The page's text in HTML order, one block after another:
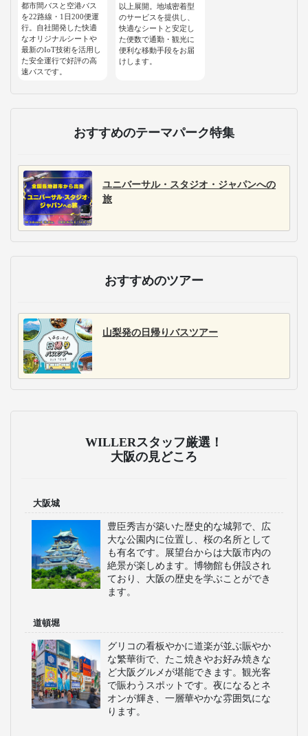
都市間バスと空港バス
を22路線・1日200便運
行。自社開発した快適
なオリジナルシートや
最新のIoT技術を活用し
た安全運行で好評の高
速バスです。
以上展開。地域密着型
のサービスを提供し、
快適なシートと安定し
た便数で通勤・観光に
便利な移動手段をお届
けします。
おすすめのテーマパーク特集
ユニバーサル・スタジオ・ジャパンへの
旅
おすすめのツアー
山梨発の日帰りバスツアー
WILLERスタッフ厳選！
大阪の見どころ
大阪城
豊臣秀吉が築いた歴史的な城郭で、広
大な公園内に位置し、桜の名所として
も有名です。展望台からは大阪市内の
絶景が楽しめます。博物館も併設され
ており、大阪の歴史を学ぶことができ
ます。
道頓堀
グリコの看板やかに道楽が並ぶ賑やか
な繁華街で、たこ焼きやお好み焼きな
ど大阪グルメが堪能できます。観光客
で賑わうスポットです。夜になるとネ
オンが輝き、一層華やかな雰囲気にな
ります。